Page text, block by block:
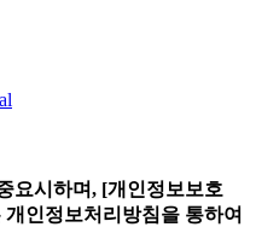
요시하며, [개인정보보호
개인정보처리방침을 통하여